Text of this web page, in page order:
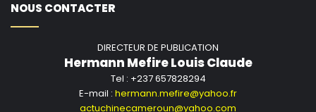
NOUS CONTACTER
DIRECTEUR DE PUBLICATION
Hermann Mefire Louis Claude
Tel : +237 657828294
E-mail : hermann.mefire@yahoo.fr
actuchinecameroun@yahoo.com